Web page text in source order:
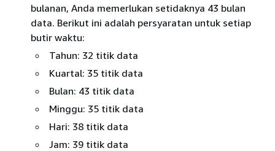
bulanan, Anda memerlukan setidaknya 43 bulan
data. Berikut ini adalah persyaratan untuk setiap
butir waktu:
Tahun: 32 titik data
Kuartal: 35 titik data
Bulan: 43 titik data
Minggu: 35 titik data
Hari: 38 titik data
Jam: 39 titik data